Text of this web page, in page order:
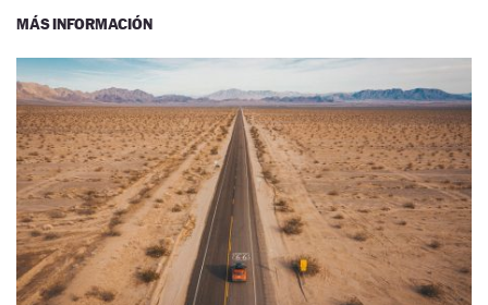
MÁS INFORMACIÓN